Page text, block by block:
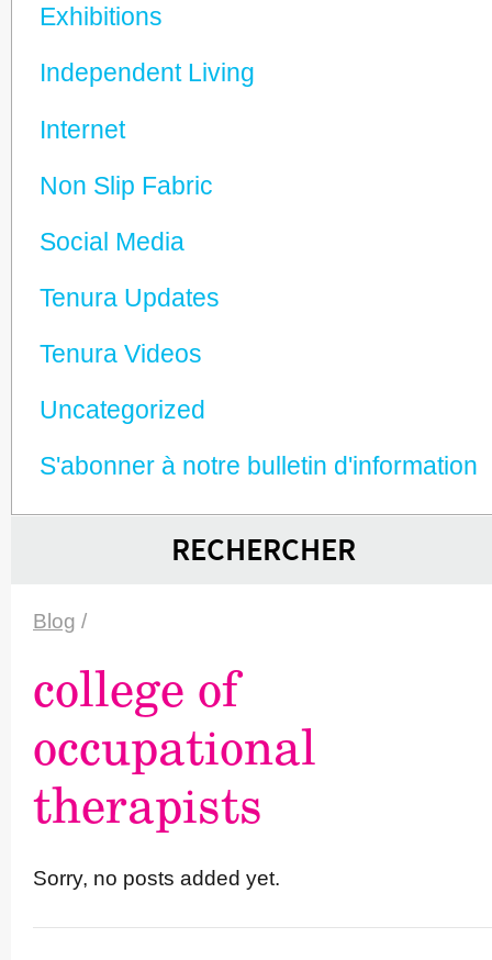
Exhibitions
Independent Living
Internet
Non Slip Fabric
Social Media
Tenura Updates
Tenura Videos
Unca­tego­rized
S'abonner à notre bulletin d'information
RECHERCHER
Blog /
college of
occupational
therapists
Sorry, no posts added yet.